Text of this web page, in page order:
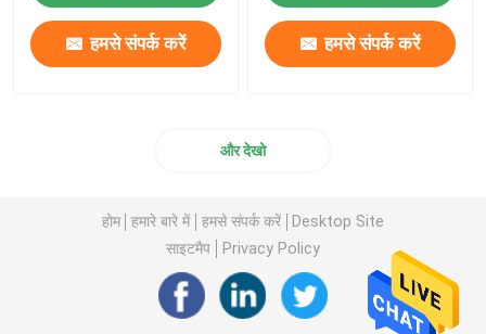
हमसे संपर्क करें हमसे संपर्क करें
और देखो
होम हमारे बारे में हमसे संपर्क करें
Desktop Site
साइटमैप
Privacy Policy